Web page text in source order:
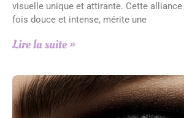
visuelle unique et attirante. Cette
fois douce et intense, mérite une
Lire la suite »